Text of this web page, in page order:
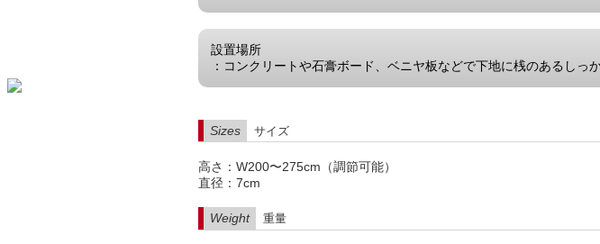
設置場所
：コンクリートや石膏ボード、ベニヤ板などで下地に桟のあるしっ
Sizes サイズ
高さ：W200〜275cm（調節可能）
直径：7cm
Weight 重量